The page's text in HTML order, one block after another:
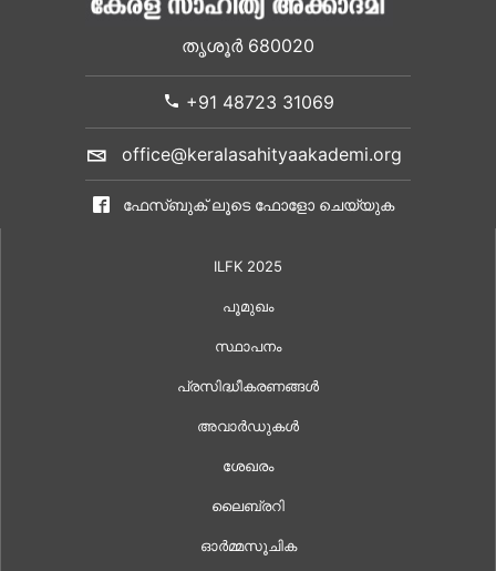
തൃശൂർ 680020
+91 48723 31069
office@keralasahityaakademi.org
ഫേസ്ബുക് ലൂടെ ഫോളോ ചെയ്യുക
ILFK 2025
പൂമുഖം
സ്ഥാപനം
പ്രസിദ്ധീകരണങ്ങൾ
അവാർഡുകൾ
ശേഖരം
ലൈബ്രറി
ഓർമ്മസൂചിക